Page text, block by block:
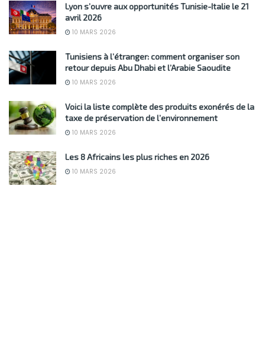
Lyon s’ouvre aux opportunités Tunisie-Italie le 21
avril 2026
10 MARS 2026
Tunisiens à l’étranger: comment organiser son
retour depuis Abu Dhabi et l’Arabie Saoudite
10 MARS 2026
Voici la liste complète des produits exonérés de la
taxe de préservation de l’environnement
10 MARS 2026
Les 8 Africains les plus riches en 2026
10 MARS 2026